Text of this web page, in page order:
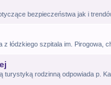
bezpieczeństwa jak i
z łódzkiego szpitala im. Pirogowa,
turystyką rodzinną odpowiada p.